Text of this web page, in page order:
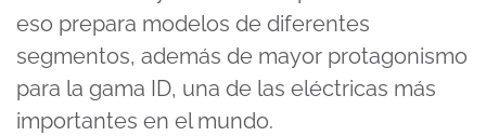
eso prepara modelos de diferentes
segmentos, además de mayor protagonismo
para la gama ID, una de las eléctricas más
importantes en el mundo.